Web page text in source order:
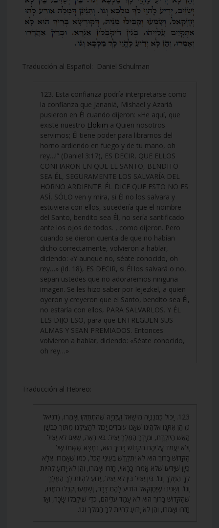
Traducción al Español: Daniel Schulman
123. Esta confianza podría interpretarse como
la confianza que Jananiá, Mishael y Azariá
pusieron en Él cuando dijeron: «He aquí, que
existe nuestro Elokim a Quien nosotros
servimos; Él tiene poder para librarnos del
horno ardiendo en fuego y de tu mano, oh
rey…!” (Daniel 3:17), ES DECIR, QUE ELLOS
CONFIARON EN QUE EL SANTO, BENDITO
SEA ÉL, SEGURAMENTE LOS SALVARÍA DEL
HORNO ARDIENTE. ÉL DICE QUE ESTO NO ES
ASÍ, SÓLO ven y mira, si Él no los salvara y
estuviera con ellos, sucedería que el nombre
del Santo, bendito sea Él, no sería santificado
ante los ojos de todos. , como dijeron. Pero
cuando se dieron cuenta de que no habían
dicho correctamente, volvieron a hablar,
diciendo: «Y aunque no, séate conocido, oh
rey…» (Id. 18), ES DECIR, si Él los salvará o no,
sepan ustedes que no adoraremos ninguna
imagen. Se les hizo saber por Iejezkel, a quien
oyeron y creyeron que el Santo, bendito sea Él,
no estaría con ellos, PARA SALVARLOS. Y ÉL
LES DIJO ESO, para que ENTREGUEN SUS
ALMAS Y SEAN PREMIADOS. Entonces
volvieron a hablar, diciendo: «Séate conocido,
oh rey…»
Traducción al Hebreo:
123. יָכוֹל כַּחֲנַנְיָה מִישָׁאֵל וַעֲזַרְיָה שֶׁהִתְחַזְּקוּ וְאָמְרוּ, (דניאל
ג) הֵן אִתָּנוּ אֱלֹהֵינוּ שֶׁאָנוּ עוֹבְדִים יָכוֹל לְהַצִּילֵנוּ מִתּוֹךְ כִּבְשַׁן
הָאֵשׁ הַיּוֹקֶדֶת, וּמִיָּדְךָ הַמֶּלֶךְ יַצִּיל. בֹּא רְאֵה, שֶׁאִם לֹא יַצִּיל
וְלֹא יַעֲמֹד עֲלֵיהֶם הַקָּדוֹשׁ בָּרוּךְ הוּא, נִמְצָא שֶׁשְּׁמוֹ שֶׁל
הַקָּדוֹשׁ בָּרוּךְ הוּא לֹא יִתְקַדֵּשׁ בְּעֵינֵי הַכֹּל, כְּמוֹ שֶׁאָמְרוּ. אֶלָּא
כֵּיוָן שֶׁיָּדְעוּ שֶׁלֹּא אָמְרוּ כָּרָאוּי, חָזְרוּ וְאָמְרוּ, וְהֵן לֹא יָדוּעַ לִהְיוֹת
לְךָ הַמֶּלֶךְ וְגוֹ’. בֵּין יַצִּיל בֵּין לֹא יַצִּיל, יָדוּעַ לִהְיוֹת לְךָ הַמֶּלֶךְ
וְגוֹ’. וְשָׁנִינוּ שֶׁיְּחֶזְקֵאל הוֹדִיעַ לָהֶם דָּבָר, וְשָׁמְעוּ וְקִבְּלוּ מִמֶּנּוּ,
שֶׁהַקָּדוֹשׁ בָּרוּךְ הוּא לֹא עָמַד עֲלֵיהֶם, כְּדֵי שֶׁיְּקַבְּלוּ שָׂכָר, וְאָז
חָזְרוּ וְאָמְרוּ, וְהֵן לֹא יָדוּעַ לִהְיוֹת לְךָ הַמֶּלֶךְ וְגוֹ’.